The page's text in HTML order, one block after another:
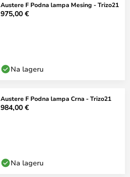
Austere F Podna lampa Mesing - Trizo21
975,00 €
Na lageru
Austere F Podna lampa Crna - Trizo21
984,00 €
Na lageru